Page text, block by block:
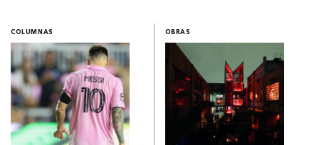
COLUMNAS OBRAS